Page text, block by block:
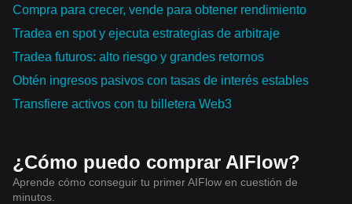
Compra para crecer, vende para obtener rendimiento
Tradea en spot y ejecuta estrategias de arbitraje
Tradea futuros: alto riesgo y grandes retornos
Obtén ingresos pasivos con tasas de interés estables
Transfiere activos con tu billetera Web3
¿Cómo puedo comprar AIFlow?
Aprende cómo conseguir tu primer AIFlow en cuestión de
minutos.